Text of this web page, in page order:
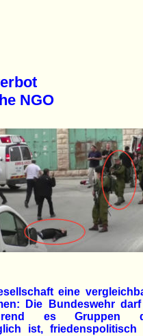
NGO
eine
Die Bundeswehr
es Gruppen
ist, friedenspolitisch